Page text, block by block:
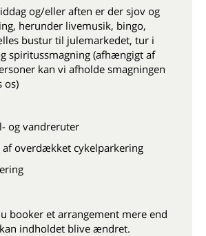
og/eller aften er der sjov og
herunder livemusik, bingo,
bustur til julemarkedet, tur i
spiritussmagning (afhængigt af
kan vi afholde smagningen
os)
og vandreruter
af overdækket cykelparkering
booker et arrangement mere end
indholdet blive ændret.